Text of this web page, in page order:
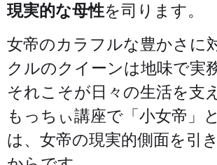
現実的な母性を司ります。
女帝のカラフルな豊かさに
クルのクイーンは地味で実
それこそが日々の生活を支
もっちぃ講座で「小女帝」
は、女帝の現実的側面を引